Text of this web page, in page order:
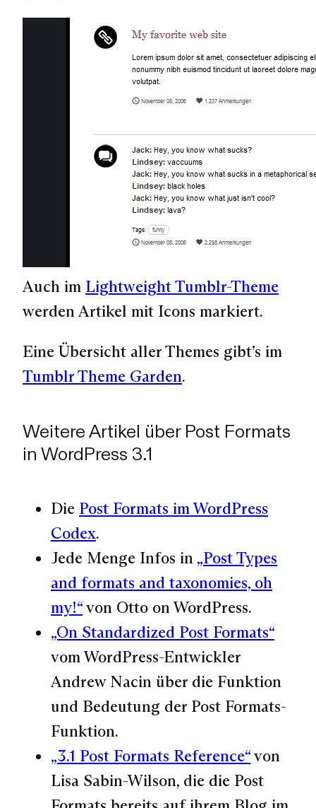
Auch im Lightweight Tumblr-Theme
werden Artikel mit Icons markiert.
Eine Übersicht aller Themes gibt’s im
Tumblr Theme Garden.
Weitere Artikel über Post Formats
in WordPress 3.1
Die Post Formats im WordPress
Codex.
Jede Menge Infos in „Post Types
and formats and taxonomies, oh
my!“von Otto on WordPress.
„On Standardized Post Formats“
vom WordPress-Entwickler
Andrew Nacin über die Funktion
und Bedeutung der Post Formats-
Funktion.
„3.1 Post Formats Reference“von
Lisa Sabin-Wilson, die die Post